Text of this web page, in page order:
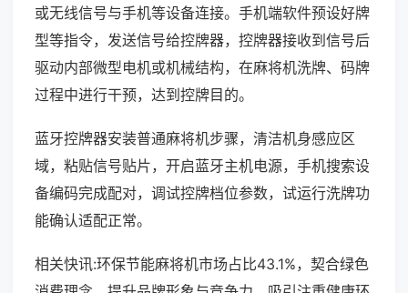
或无线信号与手机等设备连接。手机端软件预设好牌
型等指令，发送信号给控牌器，控牌器接收到信号后
驱动内部微型电机或机械结构，在麻将机洗牌、码牌
过程中进行干预，达到控牌目的。
蓝牙控牌器安装普通麻将机步骤，清洁机身感应区
域，粘贴信号贴片，开启蓝牙主机电源，手机搜索设
备编码完成配对，调试控牌档位参数，试运行洗牌功
能确认适配正常。
相关快讯:环保节能麻将机市场占比43.1%，契合绿色